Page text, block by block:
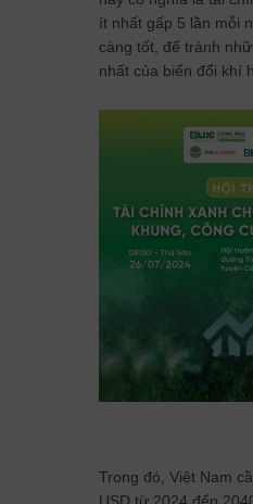
ít nhất gấp 5 lần mỗi
càng tốt, để tránh
nhất của biến đổi khí
Trong đó, Việt Nam
USD từ 2024 đến